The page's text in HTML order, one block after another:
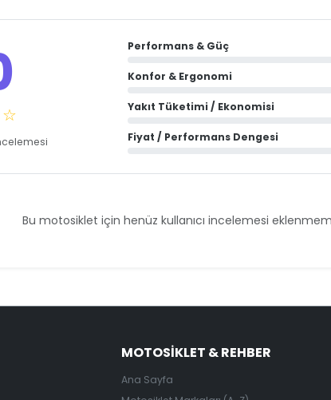
Performans & Güç
Konfor & Ergonomi
Yakıt Tüketimi / Ekonomisi
Fiyat / Performans Dengesi
Bu motosiklet için henüz kullanıcı incelemesi
MOTOSIKLET & REHBER
Ana Sayfa